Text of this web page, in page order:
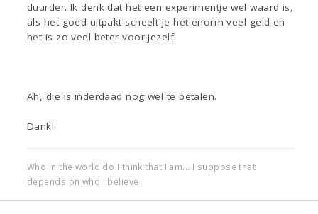
duurder. Ik denk dat het een experimentje wel waard is,
als het goed uitpakt scheelt je het enorm veel geld en
het is zo veel beter voor jezelf.
Ah, die is inderdaad nog wel te betalen.
Dank!
Who in the world do I think that I am... I suppose that
depends on who I believe